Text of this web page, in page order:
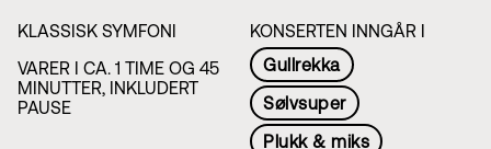
KLASSISK SYMFONI
VARER I CA. 1 TIME OG 45
MINUTTER, INKLUDERT
PAUSE
KONSERTEN INNGÅR I
Gullrekka
Sølvsuper
Plukk & miks